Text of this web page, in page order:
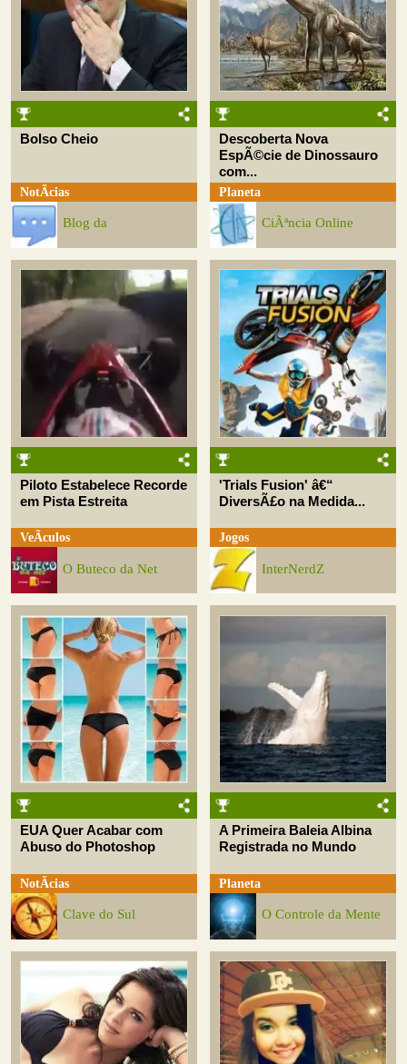
Bolso Cheio
NotÃ­cias
Blog da
Descoberta Nova
EspÃ©cie de Dinossauro
com...
Planeta
CiÃªncia Online
Piloto Estabelece Recorde
em Pista Estreita
VeÃ­culos
O Buteco da Net
'Trials Fusion' â€“
DiversÃ£o na Medida...
Jogos
InterNerdZ
EUA Quer Acabar com
Abuso do Photoshop
NotÃ­cias
Clave do Sul
A Primeira Baleia Albina
Registrada no Mundo
Planeta
O Controle da Mente